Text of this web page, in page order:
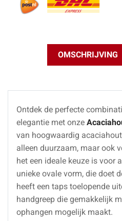
OMSCHRIJVING
Ontdek de perfecte
elegantie met onze
van hoogwaardig
alleen duurzaam, maar ook
het een ideale keuze is voor
unieke ovale vorm, die doet
heeft een taps toelopende
handgreep die gemakkelijk
ophangen mogelijk maakt.